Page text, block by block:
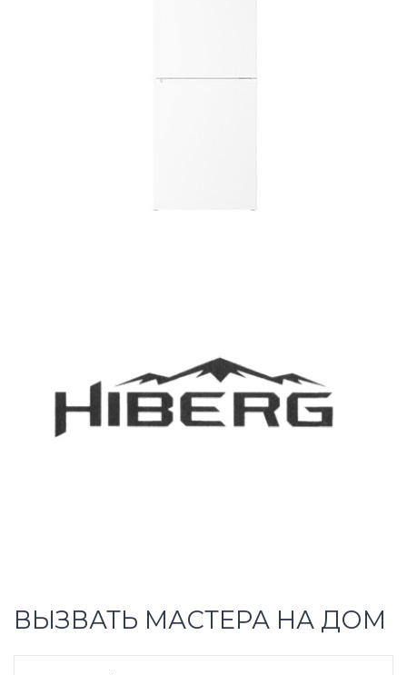
ВЫЗВАТЬ МАСТЕРА НА ДОМ